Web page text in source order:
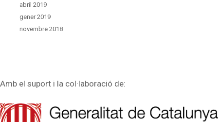
abril 2019
gener 2019
novembre 2018
Amb el suport i la col·laboració de: